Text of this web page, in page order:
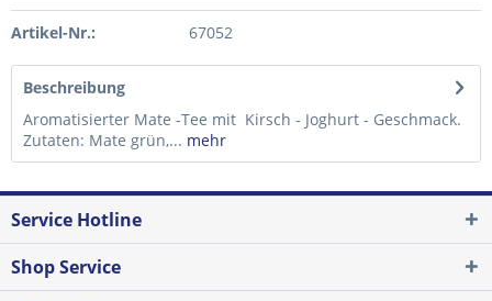
Artikel-Nr.: 67052
Beschreibung
Aromatisierter Mate -Tee mit Kirsch - Joghurt - Geschmack.
Zutaten: Mate grün,... mehr
Service Hotline
Shop Service